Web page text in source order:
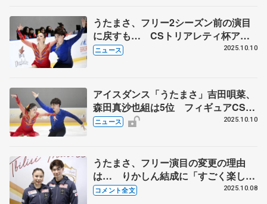
うたまさ、フリー2シーズン前の演目
に戻すも… CSトリアレティ杯アイ
スダンス
ニュース 2025.10.10
アイスダンス「うたまさ」吉田唄菜、
森田真沙也組は5位 フィギュアCSト
リアレティ杯第2日
ニュース 2025.10.10
うたまさ、フリー演目の変更の理由
は… りかしん結成に「すごく楽し
み」
コメント全文 2025.10.08